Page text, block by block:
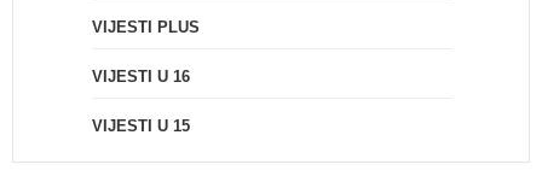
VIJESTI PLUS
VIJESTI U 16
VIJESTI U 15